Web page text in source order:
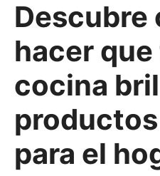
Descubre
hacer que
cocina
para el